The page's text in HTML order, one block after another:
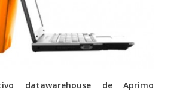
datawarehouse deAprimo